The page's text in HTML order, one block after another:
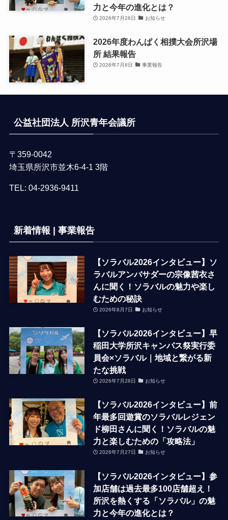
力と今年の進化とは？
2026年7月26日 お知らせ
2026年度わんぱく相撲大会所沢場
所 結果報告
2026年7月8日 事業報告
公益社団法人 所沢青年会議所
〒359-0042
埼玉県所沢市並木6-4-1 3階
TEL: 04-2936-9411
新着情報 | 事業報告
【ソラバル2026インタビュー】ソ
ラバルアンバサダーの宗像茜衣さ
んに聞く！ソラバルの魅力や楽し
むための秘訣
2026年8月7日 お知らせ
【ソラバル2026インタビュー】早
稲田大学所沢キャンパス祭実行委
員会×ソラバル｜地域と繋がる新
たな挑戦
2026年7月28日 お知らせ
【ソラバル2026インタビュー】前
年最多回遊賞のソラバルレジェン
ド柳田さんに聞く！ソラバルの魅
力と楽しむための「攻略法」
2026年7月27日 お知らせ
【ソラバル2026インタビュー】参
加店舗は過去最多100店舗超え！
所沢を熱くする「ソラバル」の魅
力と今年の進化とは？